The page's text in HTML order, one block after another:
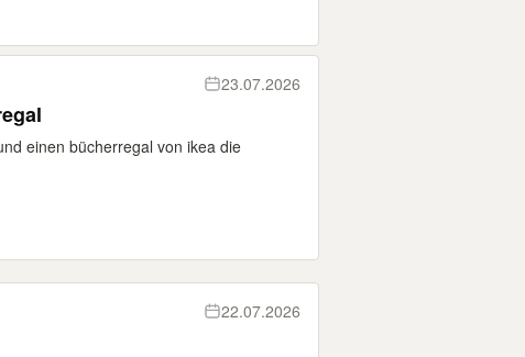
23.07.2026
einen bücherregal von ikea die
22.07.2026